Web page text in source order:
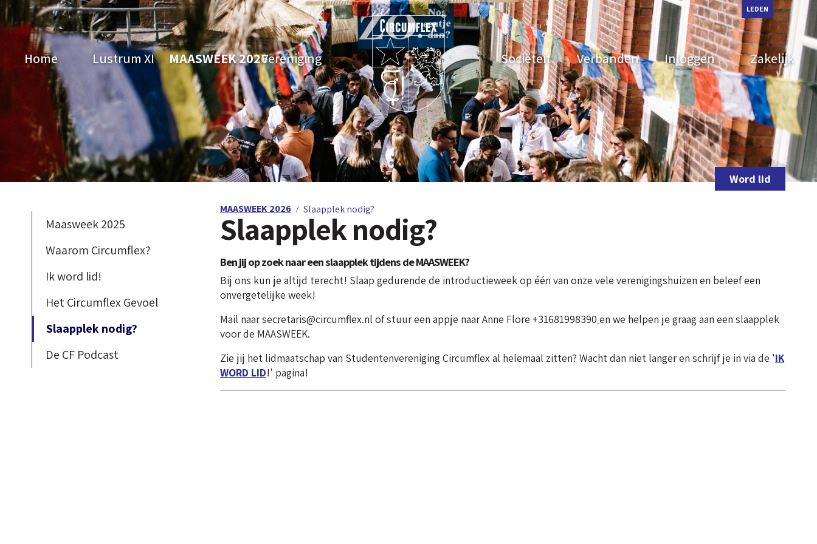
LEDEN
Home Lustrum XI MAASWEEK 2026Vereniging Sociëteit Verbanden Inloggen Zakelijk
Word lid
Maasweek 2025
Waarom Circumflex?
Ik word lid!
Het Circumflex Gevoel
Slaapplek nodig?
De CF Podcast
MAASWEEK 2026 Slaapplek nodig?
Slaapplek nodig?
Ben jij op zoek naar een slaapplek tijdens de MAASWEEK?
Bij ons kun je altijd terecht! Slaap gedurende de introductieweek op één van onze vele verenigingshuizen en beleef een
onvergetelijke week!
Mail naar secretaris@circumflex.nl of stuur een appje naar Anne Flore +31681998390 en we helpen je graag aan een slaapplek
voor de MAASWEEK.
Zie jij het lidmaatschap van Studentenvereniging Circumflex al helemaal zitten? Wacht dan niet langer en schrijf je in via de 'IK
WORD LID!' pagina!